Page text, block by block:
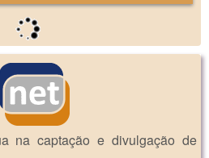
na captação e divulgação de